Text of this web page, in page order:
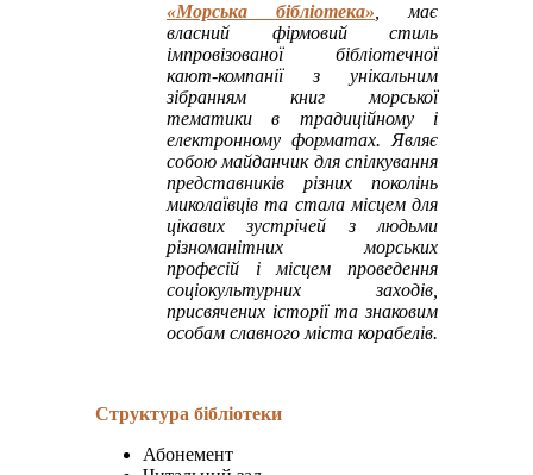
«Морська бібліотека» , має
власний фірмовий стиль
імпровізованої бібліотечної
кают-компанії з унікальним
зібранням книг морської
тематики в традиційному і
електронному форматах. Являє
собою майданчик для спілкування
представників різних поколінь
миколаївців та стала місцем для
цікавих зустрічей з людьми
різноманітних морських
професій і місцем проведення
соціокультурних заходів,
присвячених історії та знаковим
особам славного міста корабелів.
Структура бібліотеки
Абонемент